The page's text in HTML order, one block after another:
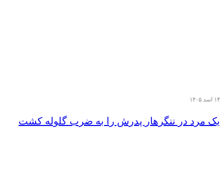
۱۴ اسد ۱۴۰۵
یک مرد در ننگرهار پدرش را به ضرب گلوله کشت